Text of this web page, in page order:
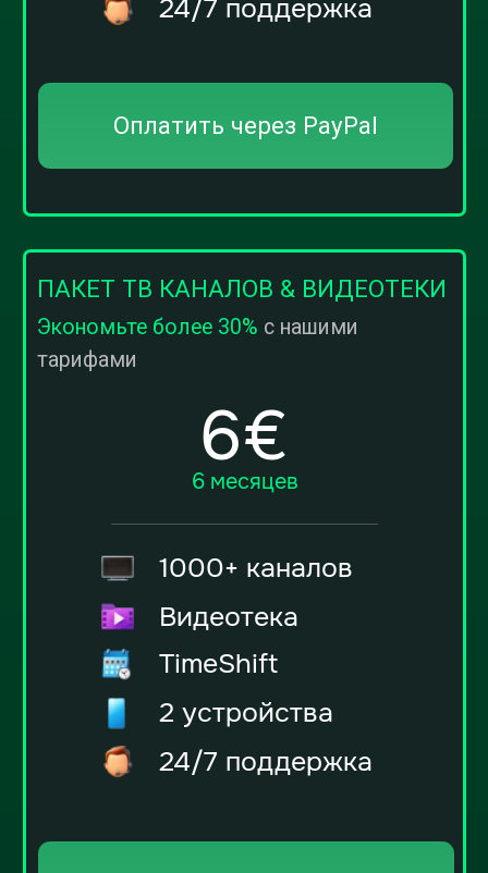
24€
2 года + 2 месяца
1000+ каналов
TimeShift
ПАКЕТ ТВ КАНАЛОВ & ВИДЕОТЕКИ
Экономьте более 30%
12€
1000+ каналов
Видеотека
TimeShift
2 устройства
24/7 поддержка
Оплатить через PayPal
ПАКЕТ ТВ КАНАЛОВ & ВИДЕОТЕКИ